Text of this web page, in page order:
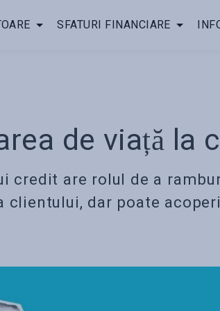
SFATURI FINANCIARE
de viață la
credit are rolul de a
clientului, dar poate